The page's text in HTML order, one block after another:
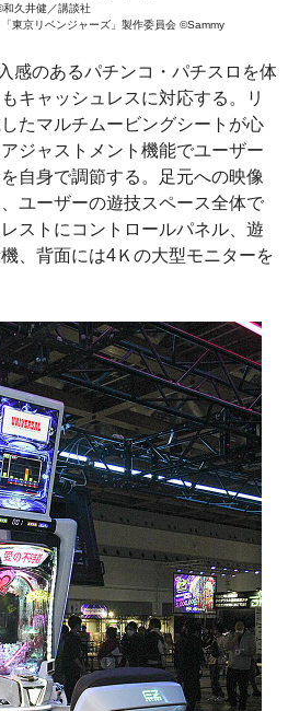
和久井健／講談社
東京リベンジャーズ」製作委員会 ©Sammy
感のあるパチンコ・パチスロを体
キャッシュレスに対応する。リ
たマルチムービングシートが心
ジャストメント機能でユーザー
自身で調節する。足元への映像
ユーザーの遊技スペース全体で
ストにコントロールパネル、遊
、背面には4Ｋの大型モニターを